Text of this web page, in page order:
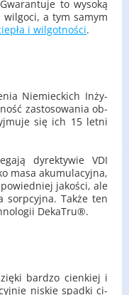
to wy­so­ką
a tym samym
i wil­got­no­ści.
Nie­miec­kich In­ży­
za­sto­so­wa­nia ob­
się ich 15 letni
dy­rek­ty­wie VDI
masa aku­mu­la­cyj­na,
ja­ko­ści, ale
sorp­cyj­na. Także ten
De­ka­Tru®.
bar­dzo cien­kiej i
ni­skie spad­ki ci­